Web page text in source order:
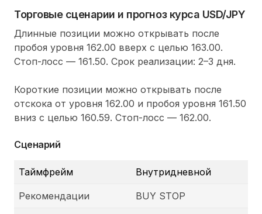
Торговые сценарии и прогноз курса USD/JPY
Длинные позиции можно открывать после
пробоя уровня 162.00 вверх с целью 163.00.
Стоп-лосс — 161.50. Срок реализации: 2–3 дня.
Короткие позиции можно открывать после
отскока от уровня 162.00 и пробоя уровня 161.50
вниз с целью 160.59. Стоп-лосс — 162.00.
Сценарий
Таймфрейм Внутридневной
Рекомендации BUY STOP